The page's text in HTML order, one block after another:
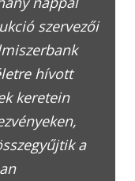
szervezői
hívott
keretein
a